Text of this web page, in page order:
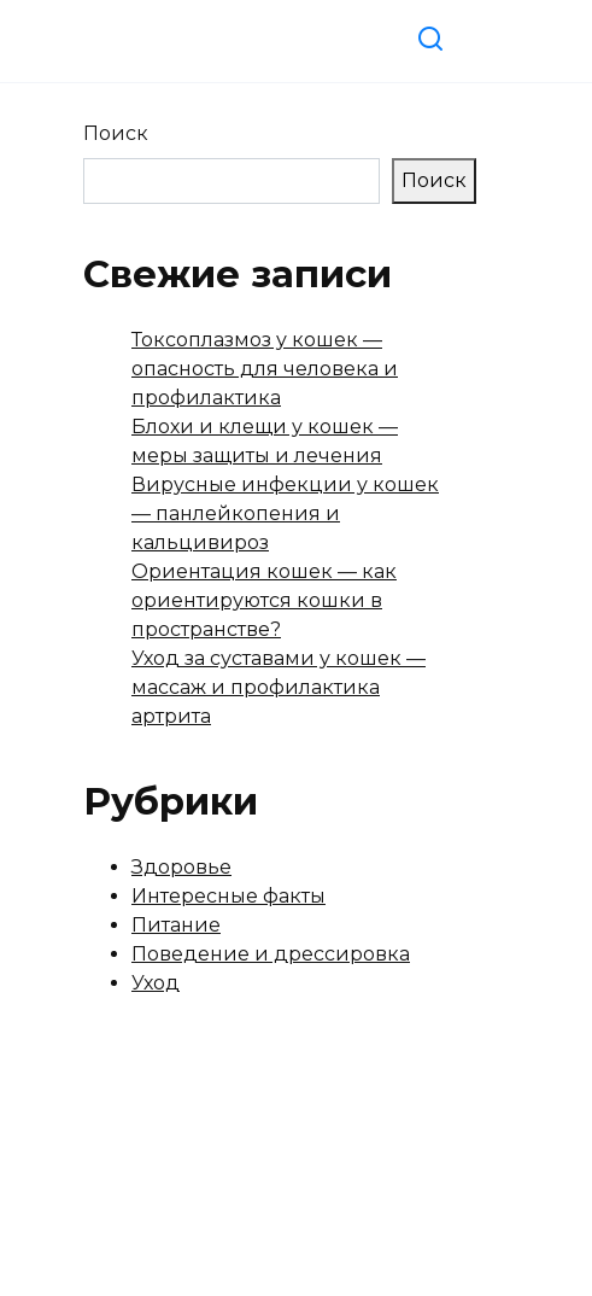
Поиск
Поиск
Свежие записи
Токсоплазмоз у кошек —
опасность для человека и
профилактика
Блохи и клещи у кошек —
меры защиты и лечения
Вирусные инфекции у кошек
— панлейкопения и
кальцивироз
Ориентация кошек — как
ориентируются кошки в
пространстве?
Уход за суставами у кошек —
массаж и профилактика
артрита
Рубрики
Здоровье
Интересные факты
Питание
Поведение и дрессировка
Уход